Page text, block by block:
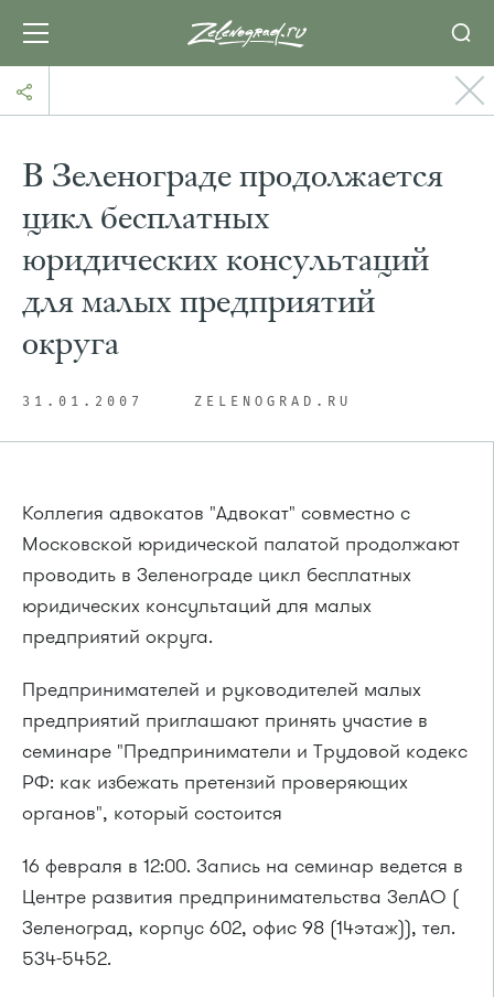
В Зеленограде продолжается
цикл бесплатных
юридических консультаций
для малых предприятий
округа
31.01.2007 ZELENOGRAD.RU
Коллегия адвокатов "Адвокат" совместно с
Московской юридической палатой продолжают
проводить в Зеленограде цикл бесплатных
юридических консультаций для малых
предприятий округа.
Предпринимателей и руководителей малых
предприятий приглашают принять участие в
семинаре "Предприниматели и Трудовой кодекс
РФ: как избежать претензий проверяющих
органов", который состоится
16 февраля в 12:00. Запись на семинар ведется в
Центре развития предпринимательства ЗелАО (
Зеленоград, корпус 602, офис 98 (14этаж)), тел.
534-5452.